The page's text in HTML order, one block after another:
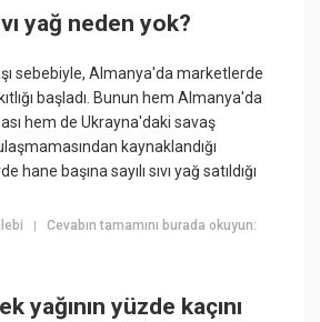
yağ neden yok?
sebebiyle, Almanya'da marketlerde
başladı. Bunun hem Almanya'da
hem de Ukrayna'daki savaş
kaynaklandığı
hane başına sayılı sıvı yağ satıldığı
|Cevabın tamamını burada okuyun:
yağının yüzde kaçını